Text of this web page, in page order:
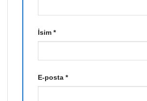
İsim *
E-posta *